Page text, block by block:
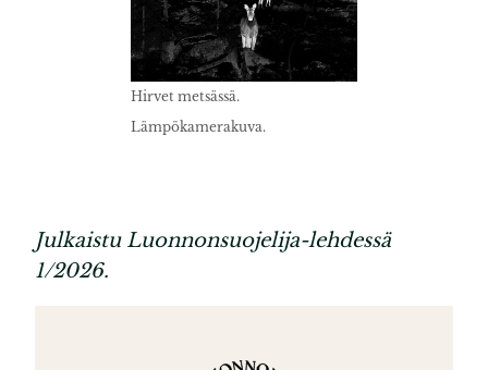
Hirvet metsässä.
Lämpökamerakuva.
Julkaistu Luonnonsuojelija-lehdessä
1/2026.